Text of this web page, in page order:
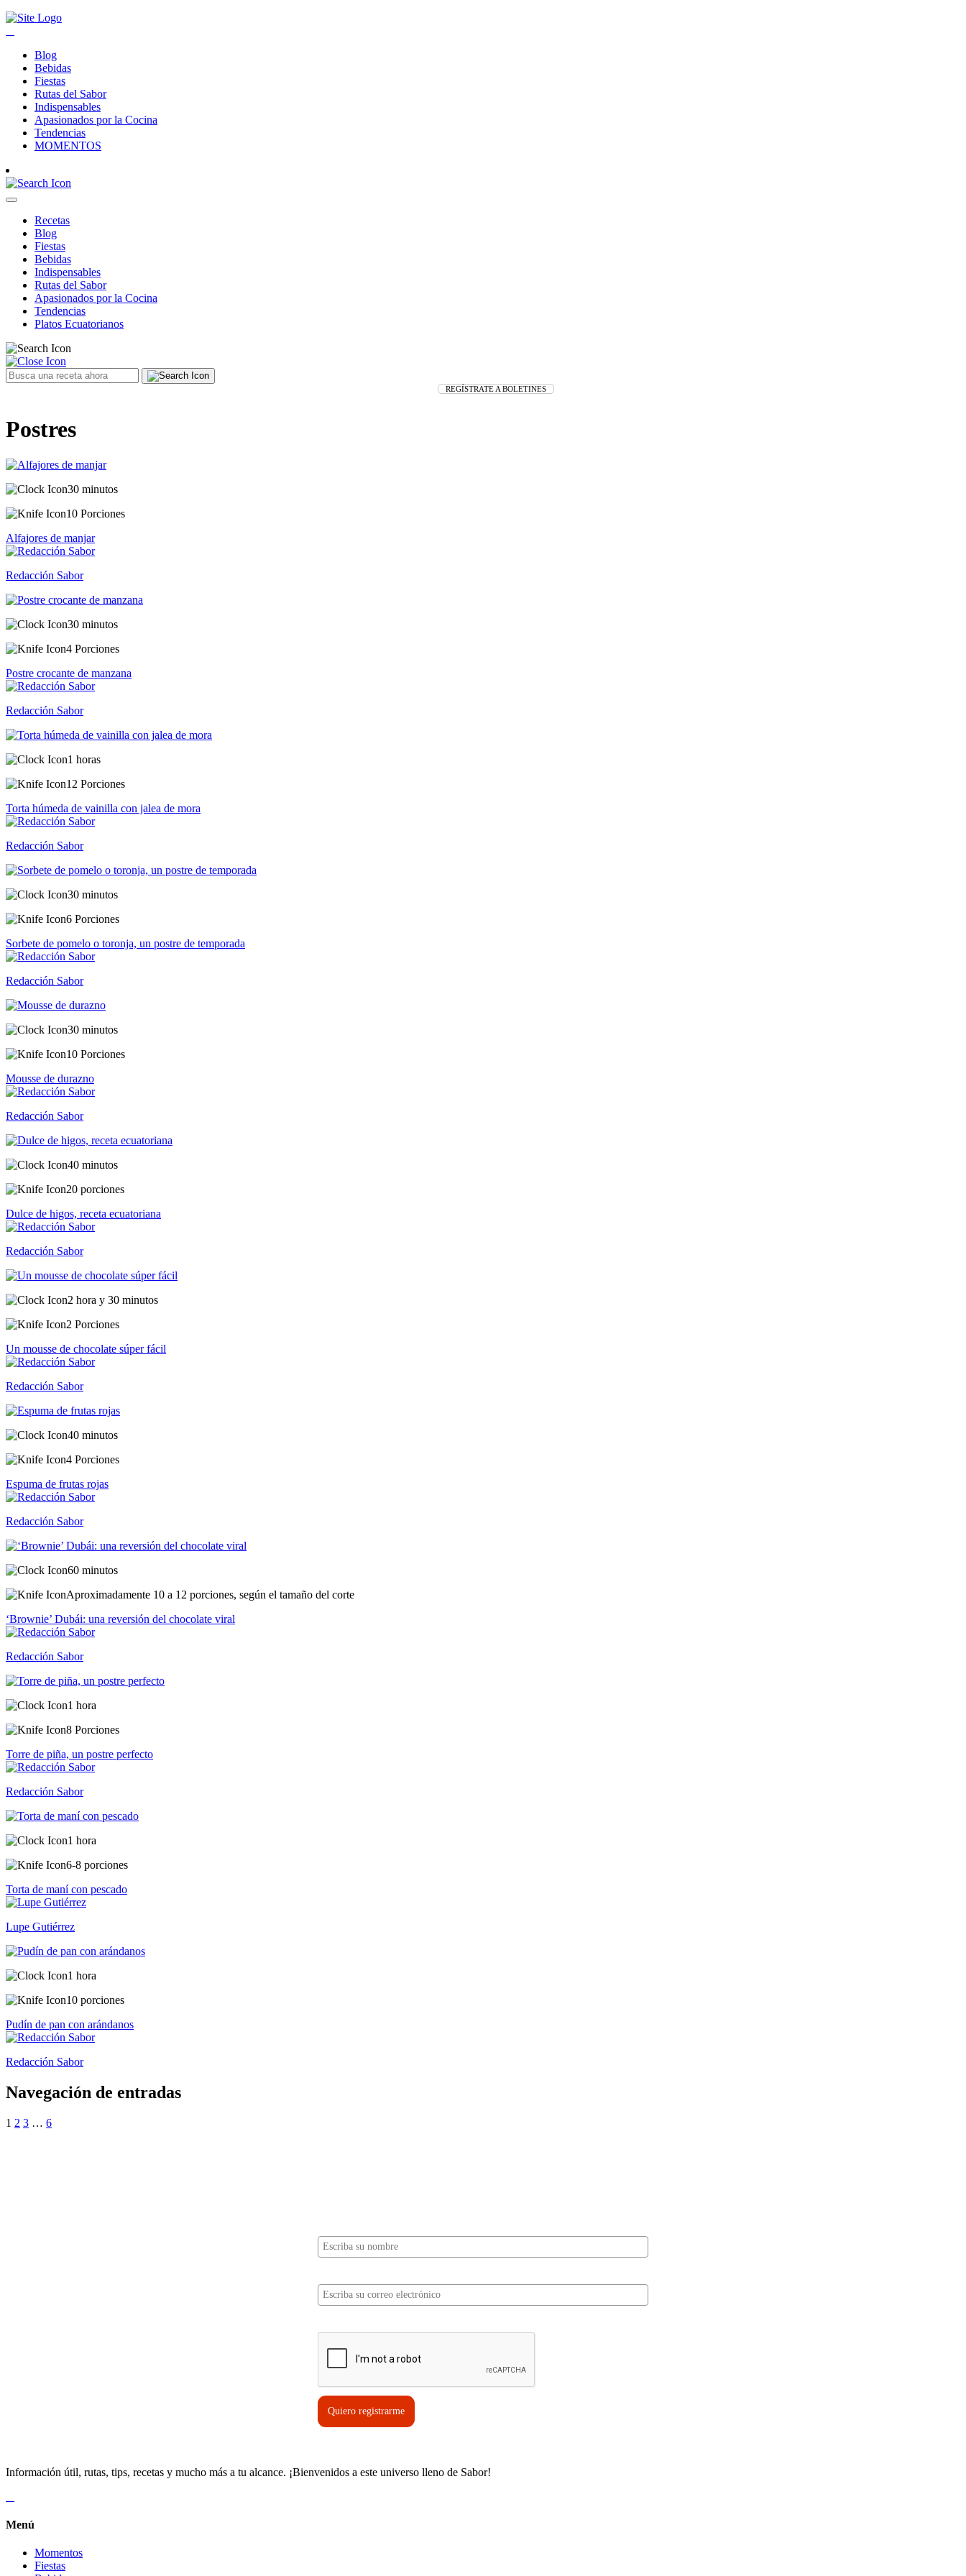
Blog
Bebidas
Fiestas
Rutas del Sabor
Indispensables
Apasionados por la Cocina
Tendencias
MOMENTOS
Recetas
Blog
Fiestas
Bebidas
Indispensables
Rutas del Sabor
Apasionados por la Cocina
Tendencias
Platos Ecuatorianos
REGÍSTRATE A BOLETINES
Postres
30 minutos
10 Porciones
Alfajores de manjar
Redacción Sabor
30 minutos
4 Porciones
Postre crocante de manzana
Redacción Sabor
1 horas
12 Porciones
Torta húmeda de vainilla con jalea de mora
Redacción Sabor
30 minutos
6 Porciones
Sorbete de pomelo o toronja, un postre de temporada
Redacción Sabor
30 minutos
10 Porciones
Mousse de durazno
Redacción Sabor
40 minutos
20 porciones
Dulce de higos, receta ecuatoriana
Redacción Sabor
2 hora y 30 minutos
2 Porciones
Un mousse de chocolate súper fácil
Redacción Sabor
40 minutos
4 Porciones
Espuma de frutas rojas
Redacción Sabor
60 minutos
Aproximadamente 10 a 12 porciones, según el tamaño del corte
‘Brownie’ Dubái: una reversión del chocolate viral
Redacción Sabor
1 hora
8 Porciones
Torre de piña, un postre perfecto
Redacción Sabor
1 hora
6-8 porciones
Torta de maní con pescado
Lupe Gutiérrez
1 hora
10 porciones
Pudín de pan con arándanos
Redacción Sabor
Navegación de entradas
1 2 3 … 6
Quiero registrarme
Información útil, rutas, tips, recetas y mucho más a tu alcance. ¡Bienvenidos a este universo lleno de Sabor!
Menú
Momentos
Fiestas